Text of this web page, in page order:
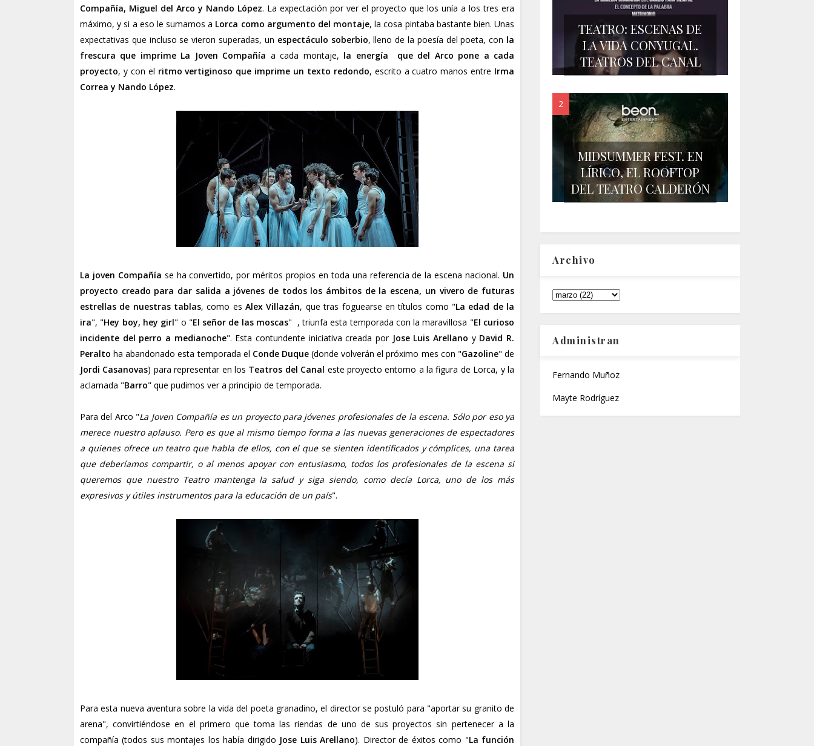
Compañía, Miguel del Arco y Nando López. La expectación por ver el proyecto que los unía a los tres era
máximo, y si a eso le sumamos a Lorca como argumento del montaje, la cosa pintaba bastante bien. Unas
expectativas que incluso se vieron superadas, un espectáculo soberbio, lleno de la poesía del poeta, con la
frescura que imprime La Joven Compañía a cada montaje, la energía que del Arco pone a cada
proyecto, y con el ritmo vertiginoso que imprime un texto redondo, escrito a cuatro manos entre Irma
Correa y Nando López.
La joven Compañía se ha convertido, por méritos propios en toda una referencia de la escena nacional. Un
proyecto creado para dar salida a jóvenes de todos los ámbitos de la escena, un vivero de futuras
estrellas de nuestras tablas, como esAlex Villazán, que tras foguearse en títulos como "La edad de la
ira", "Hey boy, hey girl" o "El señor de las moscas" , triunfa esta temporada con la maravillosa "El curioso
incidente del perro a medianoche". Esta contundente iniciativa creada por Jose Luis Arellano y David R.
Peralto ha abandonado esta temporada el Conde Duque(donde volverán el próximo mes con "Gazoline" de
Jordi Casanovas) para representar en los Teatros del Canal este proyecto entorno a la figura de Lorca, y la
aclamada "Barro" que pudimos ver a principio de temporada.
Para del Arco "La Joven Compañía es un proyecto para jóvenes profesionales de la escena. Sólo por eso ya
merece nuestro aplauso. Pero es que al mismo tiempo forma a las nuevas generaciones de espectadores
a quienes ofrece un teatro que habla de ellos, con el que se sienten identificados y cómplices, una tarea
que deberíamos compartir, o al menos apoyar con entusiasmo, todos los profesionales de la escena si
queremos que nuestro Teatro mantenga la salud y siga siendo, como decía Lorca, uno de los más
expresivos y útiles instrumentos para la educación de un país".
Para esta nueva aventura sobre la vida del poeta granadino, el director se postuló para "aportar su granito de
arena", convirtiéndose en el primero que toma las riendas de uno de sus proyectos sin pertenecer a la
compañía (todos sus montajes los había dirigido Jose Luis Arellano). Director de éxitos como "La función
TEATRO: ESCENAS DE
LA VIDA CONYUGAL.
TEATROS DEL CANAL
MIDSUMMER FEST. EN
LÍRICO, EL ROOFTOP
DEL TEATRO CALDERÓN
Archivo
Administran
Fernando Muñoz
Mayte Rodríguez